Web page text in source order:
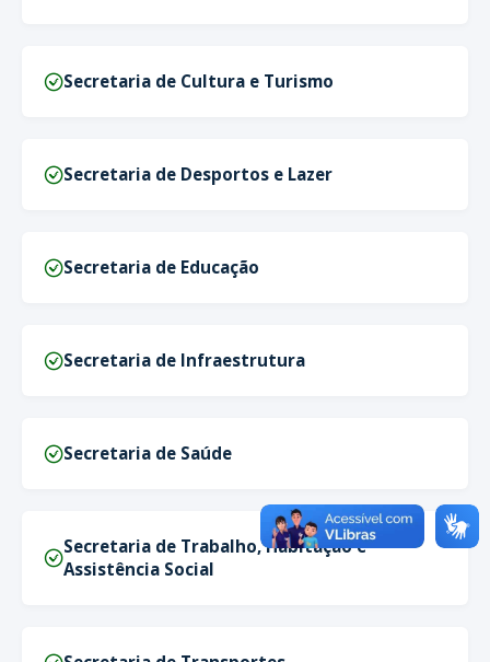
Secretaria de Cultura e Turismo
Secretaria de Desportos e Lazer
Secretaria de Educação
Secretaria de Infraestrutura
Secretaria de Saúde
Secretaria de Trabalho, Habitação e
Assistência Social